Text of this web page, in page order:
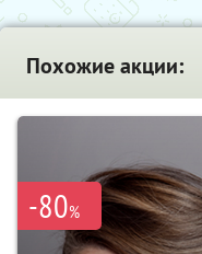
Похожие акции:
-80%